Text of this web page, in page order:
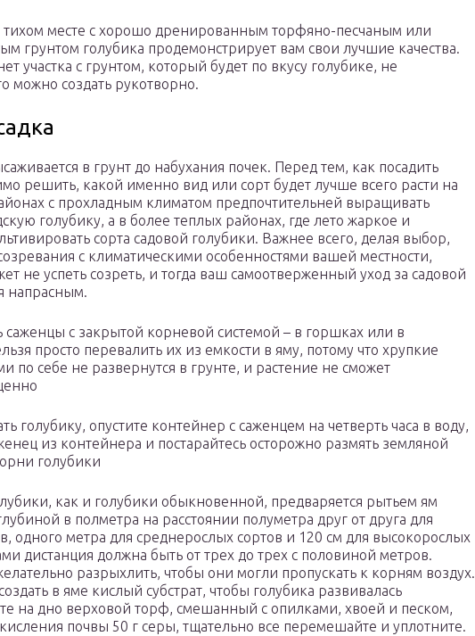
тихом месте с хорошо дренированным торфяно-песчаным или
грунтом голубика продемонстрирует вам свои лучшие качества.
участка с грунтом, который будет по вкусу голубике, не
можно создать рукотворно.
в грунт до набухания почек. Перед тем, как посадить
решить, какой именно вид или сорт будет лучше всего расти на
с прохладным климатом предпочтительней выращивать
голубику, а в более теплых районах, где лето жаркое и
сорта садовой голубики. Важнее всего, делая выбор,
с климатическими особенностями вашей местности,
не успеть созреть, и тогда ваш самоотверженный уход за садовой
напрасным.
саженцы с закрытой корневой системой – в горшках или в
просто перевалить их из емкости в яму, потому что хрупкие
по себе не развернутся в грунте, и растение не сможет
голубику, опустите контейнер с саженцем на четверть часа в воду,
из контейнера и постарайтесь осторожно размять земляной
голубики
как и голубики обыкновенной, предваряется рытьем ям
в полметра на расстоянии полуметра друг от друга для
одного метра для среднерослых сортов и 120 см для высокорослых
дистанция должна быть от трех до трех с половиной метров.
разрыхлить, чтобы они могли пропускать к корням воздух.
в яме кислый субстрат, чтобы голубика развивалась
на дно верховой торф, смешанный с опилками, хвоей и песком,
почвы 50 г серы, тщательно все перемешайте и уплотните.